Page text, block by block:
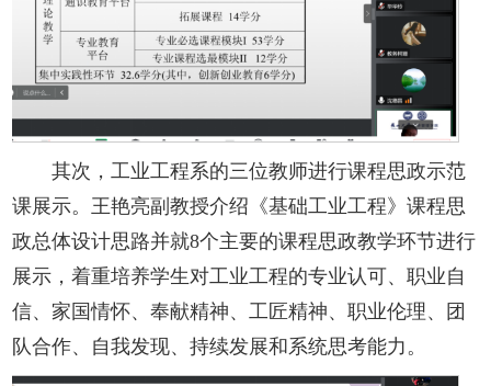
其次，工业工程系的三位教师进行课程思政示范
课展示。王艳亮副教授介绍《基础工业工程》课程思
政总体设计思路并就8个主要的课程思政教学环节进行
展示，着重培养学生对工业工程的专业认可、职业自
信、家国情怀、奉献精神、工匠精神、职业伦理、团
队合作、自我发现、持续发展和系统思考能力。